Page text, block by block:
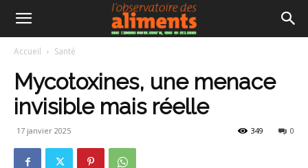
Accueil Santé
Mycotoxines, une menace
invisible mais réelle
17 janvier 2025 0
349